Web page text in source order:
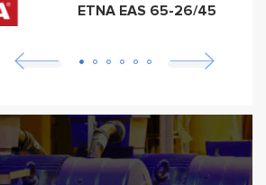
ETNA EAS 65-26/45